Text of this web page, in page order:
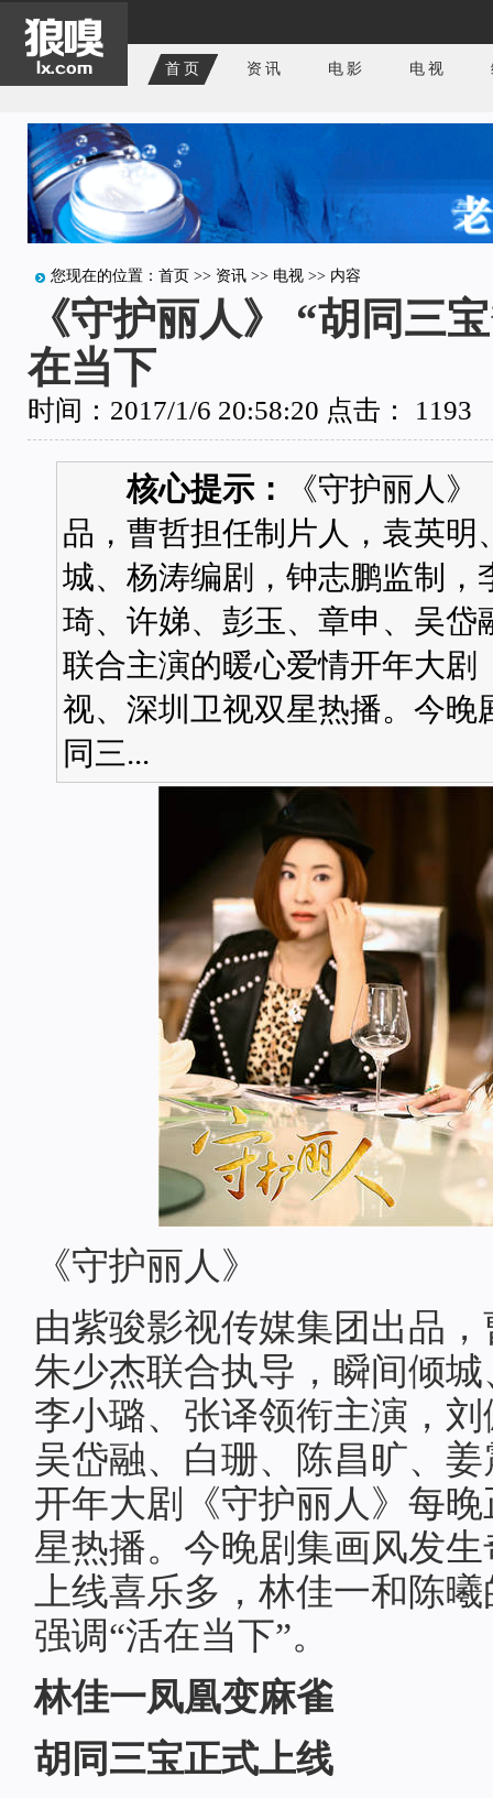
首页 资讯 电影 电视
您现在的位置： 首页 >> 资讯 >> 电视 >> 内容
《守护丽人》 “胡同三
在当下
时间：2017/1/6 20:58:20 点击： 1193
核心提示：
《守护丽人
品，曹哲担任制片人，袁英
城、杨涛编剧，钟志鹏监制
琦、许娣、彭玉、章申、吴
联合主演的暖心爱情开年大
视、深圳卫视双星热播。今晚
同三...
《守护丽人》
由紫骏影视传媒集团出品
朱少杰联合执导，瞬间倾
李小璐、张译领衔主演，
吴岱融、白珊、陈昌旷、
开年大剧《守护丽人》每
星热播。今晚剧集画风发
上线喜乐多，林佳一和陈
强调“活在当下”。
林佳一凤凰变麻雀
胡同三宝正式上线